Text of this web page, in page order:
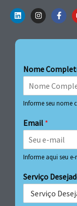
Nome
Informe seu nome
Email *
Informe aqui seu e-
Serviço